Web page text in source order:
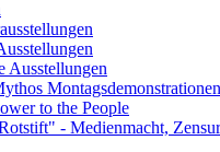
Ausstellungen
Montagsdemonstrationen
to the People
- Medienmacht,